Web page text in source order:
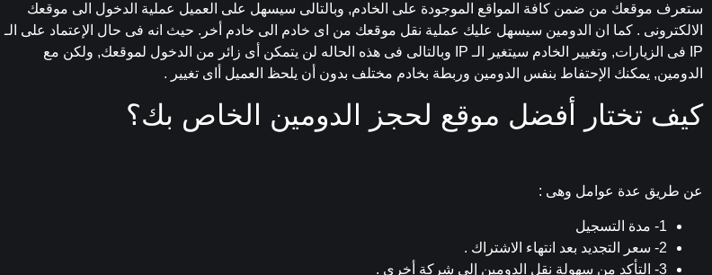
ستعرف موقعك من ضمن كافة المواقع الموجودة على الخادم, وبالتالى سيسهل على العميل عملية الدخول الى موقعك
الالكترونى . كما ان الدومين سيسهل عليك عملية نقل موقعك من اى خادم الى خادم أخر. حيث انه فى حال الإعتماد على الـ
IP فى الزيارات, وتغيير الخادم سيتغير الـ IP وبالتالى فى هذه الحاله لن يتمكن أى زائر من الدخول لموقعك, ولكن مع
الدومين, يمكنك الإحتفاط بنفس الدومين وربطة بخادم مختلف بدون أن يلحظ العميل أاى تغيير .
كيف تختار أفضل موقع لحجز الدومين الخاص بك؟
عن طريق عدة عوامل وهى :
1- مدة التسجيل
2- سعر التجديد بعد انتهاء الاشتراك .
3- التأكد من سهولة نقل الدومين إلى شركة أخرى .